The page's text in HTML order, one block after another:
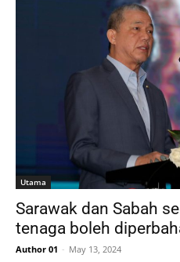
Utama
Sarawak dan Sabah
tenaga boleh
Author 01 - May 13, 2024